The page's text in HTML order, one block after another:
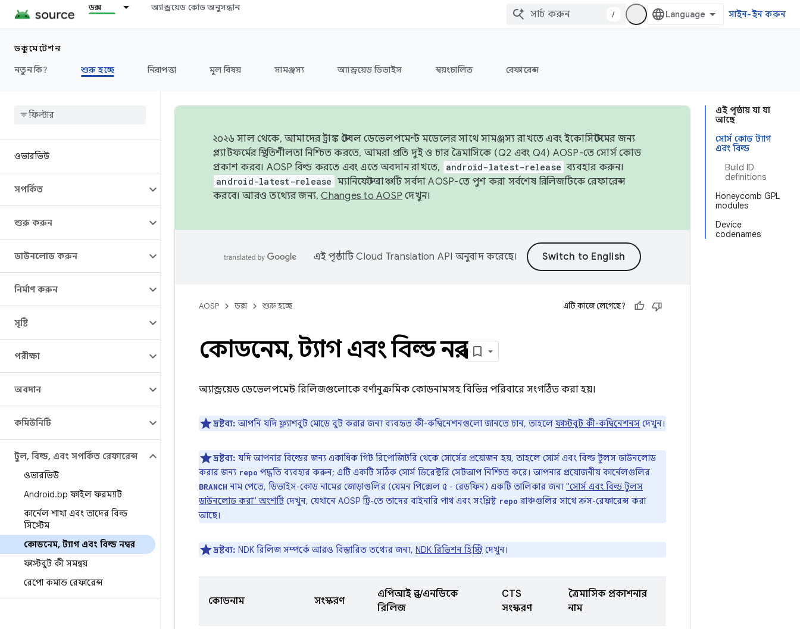
ডক্স অ্যান্ড্রয়েড কোড অনুসন্ধান
/ সাইন-ইন করুন
ডকুমেন্টেশন
নতুন কি?
শুরু হচ্ছে নিরাপত্তা মূল বিষয় সামঞ্জস্য অ্যান্ড্রয়েড ডিভাইস স্বয়ংচালিত রেফারেন্স
ওভারভিউ
সম্পর্কিত
শুরু করুন
ডাউনলোড করুন
নির্মাণ করুন
সৃষ্টি
পরীক্ষা
অবদান
কমিউনিটি
টুল, বিল্ড, এবং সম্পর্কিত রেফারেন্স
ওভারভিউ
Android.bp ফাইল ফরম্যাট
কার্নেল শাখা এবং তাদের বিল্ড
সিস্টেম
কোডনেম, ট্যাগ এবং বিল্ড নম্বর
ফাস্টবুট কী সমন্বয়
রেপো কমান্ড রেফারেন্স
এই পৃষ্ঠায় যা যা
আছে
সোর্স কোড ট্যাগ
এবং বিল্ড
Build ID
definitions
Honeycomb GPL
modules
Device
codenames
২০২৬ সাল থেকে, আমাদের ট্রাঙ্ক স্টেবল ডেভেলপমেন্ট মডেলের সাথে সামঞ্জস্য রাখতে এবং ইকোসিস্টেমের জন্য
প্ল্যাটফর্মের স্থিতিশীলতা নিশ্চিত করতে, আমরা প্রতি দুই ও চার ত্রৈমাসিকে (Q2 এবং Q4) AOSP-তে সোর্স কোড
প্রকাশ করব। AOSP বিল্ড করতে এবং এতে অবদান রাখতে,
android-latest-release ব্যবহার করুন।
android-latest-release ম্যানিফেস্ট ব্রাঞ্চটি সর্বদা AOSP-তে পুশ করা সর্বশেষ রিলিজটিকে রেফারেন্স
করবে। আরও তথ্যের জন্য,Changes to AOSP দেখুন।
এই পৃষ্ঠাটিCloud Translation API অনুবাদ করেছে।
AOSP ডক্স শুরু হচ্ছে এটি কাজে লেগেছে?
কোডনেম,ট্যাগ এবং বিল্ড নম্বর
অ্যান্ড্রয়েড ডেভেলপমেন্ট রিলিজগুলোকে বর্ণানুক্রমিক কোডনামসহ বিভিন্ন পরিবারে সংগঠিত করা হয়।
দ্রষ্টব্য: আপনি যদি ফ্ল্যাশবুট মোডে বুট করার জন্য ব্যবহৃত কী-কম্বিনেশনগুলো জানতে চান, তাহলে ফাস্টবুট কী-কম্বিনেশনস দেখুন।
দ্রষ্টব্য: যদি আপনার বিল্ডের জন্য একাধিক গিট রিপোজিটরি থেকে সোর্সের প্রয়োজন হয়, তাহলে সোর্স এবং বিল্ড টুলস ডাউনলোড
করার জন্য repo পদ্ধতি ব্যবহার করুন; এটি একটি সঠিক সোর্স ডিরেক্টরি সেটআপ নিশ্চিত করে। আপনার প্রয়োজনীয় কার্নেলগুলির
BRANCH নাম পেতে, ডিভাইস-কোড নামের জোড়াগুলির (যেমন পিক্সেল ৫ - রেডফিন) একটি তালিকার জন্য "সোর্স এবং বিল্ড টুলস
ডাউনলোড করা" অংশটি দেখুন, যেখানে AOSP ট্রি-তে তাদের বাইনারি পাথ এবং সংশ্লিষ্ট repo ব্রাঞ্চগুলির সাথে ক্রস-রেফারেন্স করা
আছে।
দ্রষ্টব্য: NDK রিলিজ সম্পর্কে আরও বিস্তারিত তথ্যের জন্য, NDK রিভিশন হিস্ট্রি দেখুন।
কোডনাম সংস্করণ
এপিআই স্তর/এনডিকে
রিলিজ
CTS
সংস্করণ
ত্রৈমাসিক প্রকাশনার
নাম